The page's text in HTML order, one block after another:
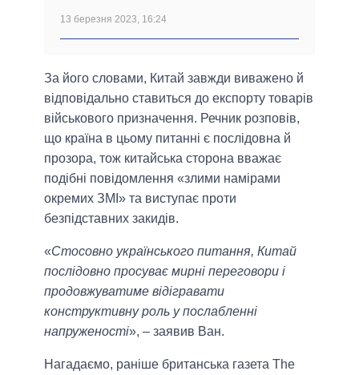
13 березня 2023, 16:24
За його словами, Китай завжди виважено й
відповідально ставиться до експорту товарів
військового призначення. Речник розповів,
що країна в цьому питанні є послідовна й
прозора, тож китайська сторона вважає
подібні повідомлення «злими намірами
окремих ЗМІ» та виступає проти
безпідставних закидів.
«Стосовно українського питання, Китай
послідовно просуває мирні переговори і
продовжуватиме відігравати
конструктивну роль у послабленні
напруженості», – заявив Ван.
Нагадаємо, раніше британська газета The